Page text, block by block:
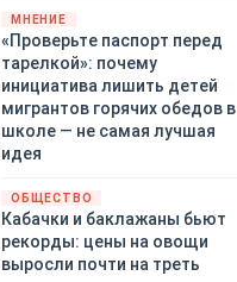
МНЕНИЕ
«Проверьте паспорт перед
тарелкой»: почему
инициатива лишить детей
мигрантов горячих обедов в
школе — не самая лучшая
идея
ОБЩЕСТВО
Кабачки и баклажаны бьют
рекорды: цены на овощи
выросли почти на треть